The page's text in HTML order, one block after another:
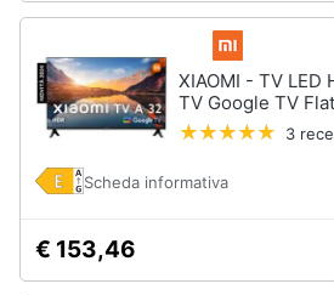
cd
dvd
Festività
ricorrenze
Promozioni
XIAOMI - TV LED
TV Google TV Flat
3
Scheda informativa
€ 153,46